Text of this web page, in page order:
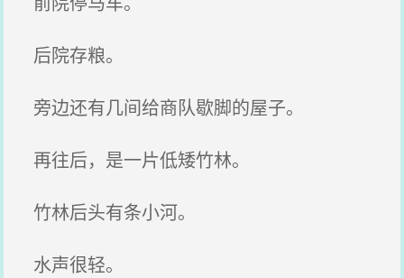
后院存粮。
旁边还有几间给商队歇脚的屋子。
再往后，是一片低矮竹林。
竹林后头有条小河。
水声很轻。